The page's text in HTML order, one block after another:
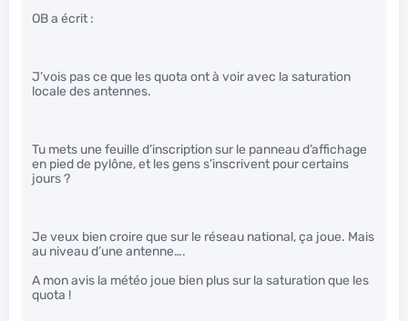
OB a écrit :
J’vois pas ce que les quota ont à voir avec la saturation
locale des antennes.
Tu mets une feuille d’inscription sur le panneau d’affichage
en pied de pylône, et les gens s’inscrivent pour certains
jours ?
Je veux bien croire que sur le réseau national, ça joue. Mais
au niveau d’une antenne….
A mon avis la météo joue bien plus sur la saturation que les
quota !